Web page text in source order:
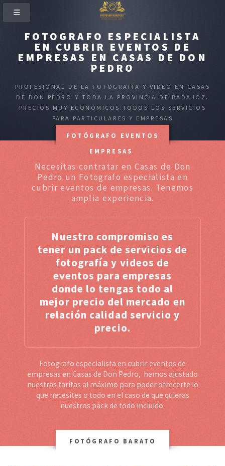
FOTOGRAFO ESPECIALISTA
EN CUBRIR EVENTOS DE
EMPRESAS EN CASAS DE DON
PEDRO
PROFESIONAL DE LA FOTOGRAFÍA Y VIDEO EN CASAS
DE DON PEDRO Y TODA LA PROVINCIA DE BADAJOZ.
PRECIOS MUY ECONÓMICOS.TODOS LOS SERVICIOS
PARA PARTICULARES Y EMPRESAS
FOTÓGRAFO EVENTOS
EMPRESAS
Necesitas contratar en Casas de Don
Pedro un Fotografo especialista en
cubrir eventos de empresas. Tenemos
amplia experiencia.
Nuestro compromiso es
tener un pack de servicios de
fotografía y videos de
eventos para empresas
donde lo tengas todo al
mejor precio del mercado en
relación calidad servicio y
precio.
Fotografo especialista en cubrir eventos de
empresas en Casas de Don Pedro, hemos ajustado
nuestras tarífas al máximo para poder ofrecerte lo
que necesites o todo en el caso de que quieras
nuestros pack de todo incluido
FOTÓGRAFO BARATO